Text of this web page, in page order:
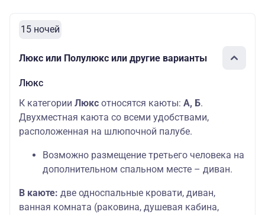
15 ночей
Люкс или Полулюкс или другие варианты
Люкс
К категории Люкс относятся каюты: А, Б.
Двухместная каюта со всеми удобствами,
расположенная на шлюпочной палубе.
Возможно размещение третьего человека на
дополнительном спальном месте – диван.
В каюте: две односпальные кровати, диван,
ванная комната (раковина, душевая кабина,